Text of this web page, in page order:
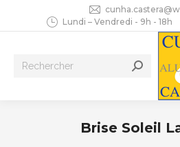
Lundi – Vendredi - 9h - 18h
Recherche
Brise Soleil